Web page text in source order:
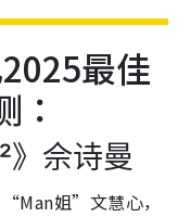
最佳
：
》佘诗曼
姐”文慧心，